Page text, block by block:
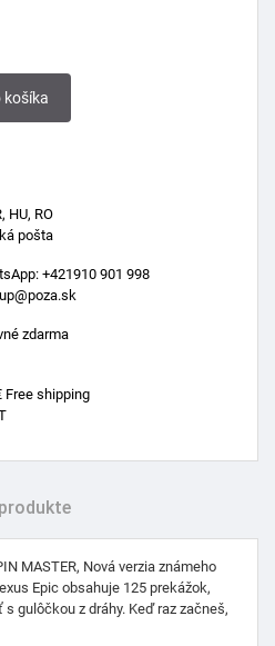
košíka
HU, RO
pošta
+421910 901 998
zdarma
Free shipping
MASTER, Nová verzia známeho
Epic obsahuje 125 prekážok,
gulôčkou z dráhy. Keď raz začneš,